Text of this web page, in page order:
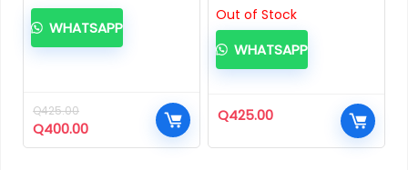
Q425.00
El
precio
Q400.00El
precio
WHATSAPP
Out of Stock
Q425.00
WHATSAPP